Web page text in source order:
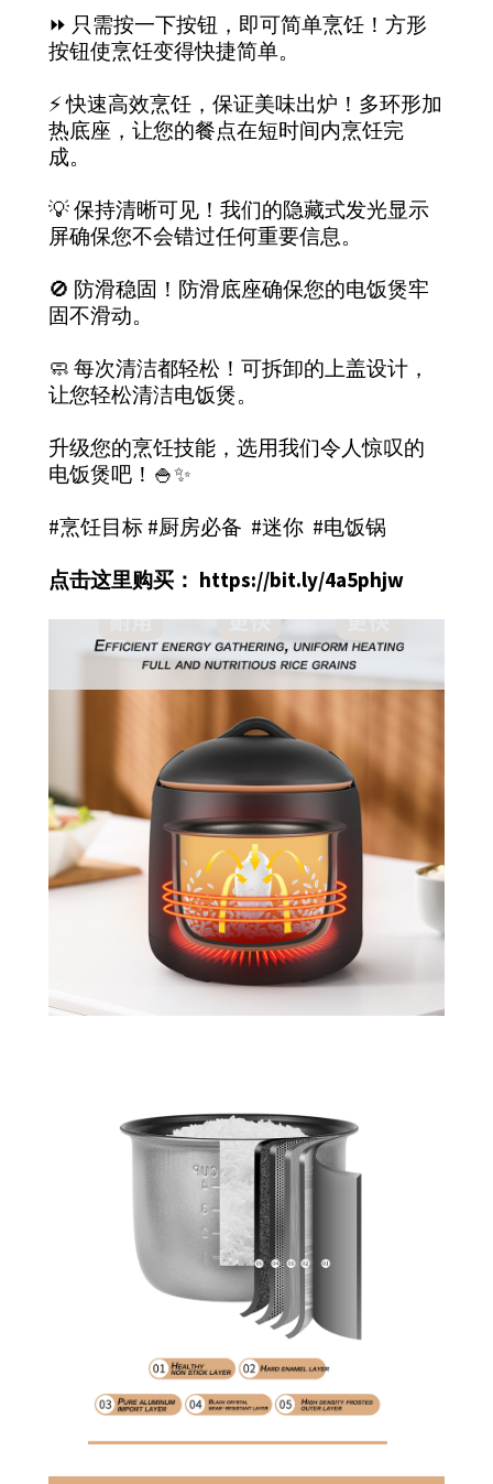
⏩ 只需按一下按钮，即可简单烹饪！方形
按钮使烹饪变得快捷简单。
⚡️ 快速高效烹饪，保证美味出炉！多环形加
热底座，让您的餐点在短时间内烹饪完
成。
💡 保持清晰可见！我们的隐藏式发光显示
屏确保您不会错过任何重要信息。
🚫 防滑稳固！防滑底座确保您的电饭煲牢
固不滑动。
🧼 每次清洁都轻松！可拆卸的上盖设计，
让您轻松清洁电饭煲。
升级您的烹饪技能，选用我们令人惊叹的
电饭煲吧！🍚✨
#烹饪目标 #厨房必备 #迷你 #电饭锅
点击这里购买： https://bit.ly/4a5phjw